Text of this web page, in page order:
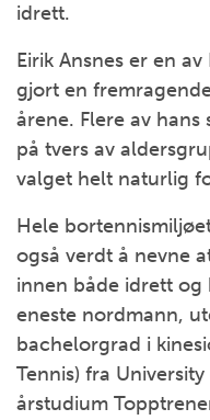
idrett.
Eirik Ansnes er en
gjort en
årene. Flere av
på tvers av
valget helt naturlig
Hele
også verdt å nevne
innen både idrett og
eneste nordmann,
bachelorgrad i
Tennis) fra
årstudium